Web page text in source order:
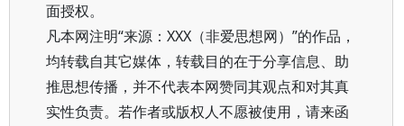
面授权。
凡本网注明“来源：XXX（非爱思想网）”的作品，
均转载自其它媒体，转载目的在于分享信息、助
推思想传播，并不代表本网赞同其观点和对其真
实性负责。若作者或版权人不愿被使用，请来函